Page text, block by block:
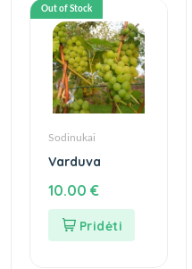
Out of Stock
Sodinukai
Varduva
10.00 €